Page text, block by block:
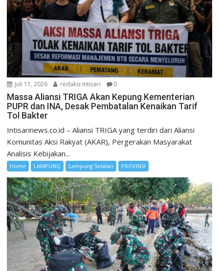
Juli 11, 2026 redaksi intisari 0
Massa Aliansi TRIGA Akan Kepung Kementerian
PUPR dan INA, Desak Pembatalan Kenaikan Tarif
Tol Bakter
Intisarinews.co.id – Aliansi TRIGA yang terdiri dari Aliansi
Komunitas Aksi Rakyat (AKAR), Pergerakan Masyarakat
Analisis Kebijakan...
Home LAMPUNG Lampung Selatan PROVINSI